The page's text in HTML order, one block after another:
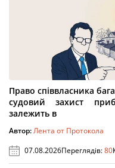
Право співвласника
судовий захист
залежить в
Автор:Лента от Протокола
07.08.2026Переглядів:80